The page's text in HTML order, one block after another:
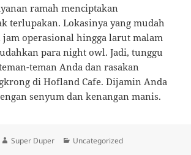
ramah menciptakan
terlupakan. Lokasinya yang mudah
operasional hingga larut malam
para night owl. Jadi, tunggu
teman Anda dan rasakan
di Hofland Cafe. Dijamin Anda
senyum dan kenangan manis.
Penulis
Super Duper Kategori
Uncategorized